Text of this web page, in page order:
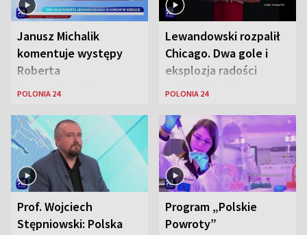
Janusz Michalik
komentuje występy
Roberta
Lewandowskiego w
Zjednoczonych
POLONIA 24
Lewandowski rozpalił
Chicago. Dwa gole i
eksplozja radości
wśród Polonii
POLONIA 24
Prof. Wojciech
Stępniowski: Polska
Program „Polskie
Powroty”